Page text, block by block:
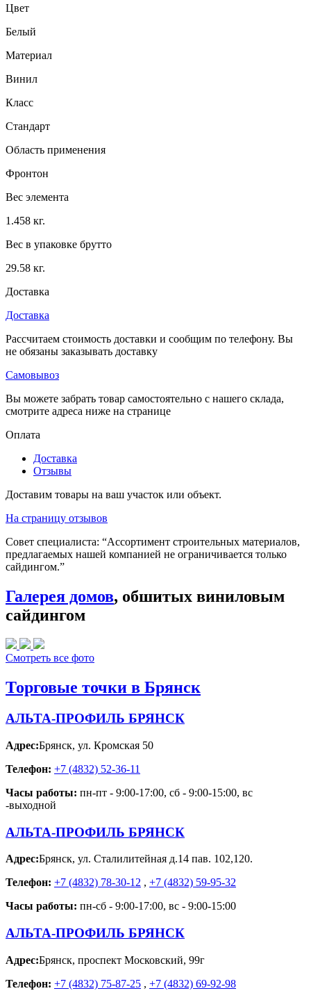
Цвет
Белый
Материал
Винил
Класс
Стандарт
Область применения
Фронтон
Вес элемента
1.458 кг.
Вес в упаковке брутто
29.58 кг.
Доставка
Доставка
Рассчитаем стоимость доставки и сообщим по телефону. Вы
не обязаны заказывать доставку
Самовывоз
Вы можете забрать товар самостоятельно с нашего склада,
смотрите адреса ниже на странице
Оплата
Доставка
Отзывы
Доставим товары на ваш участок или объект.
На страницу отзывов
Совет специалиста: “Ассортимент строительных материалов,
предлагаемых нашей компанией не ограничивается только
сайдингом.”
Галерея домов, обшитых виниловым
сайдингом
Смотреть все фото
Торговые точки в Брянск
АЛЬТА-ПРОФИЛЬ БРЯНСК
Адрес:Брянск, ул. Кромская 50
Телефон: +7 (4832) 52-36-11
Часы работы: пн-пт - 9:00-17:00, сб - 9:00-15:00, вс
-выходной
АЛЬТА-ПРОФИЛЬ БРЯНСК
Адрес:Брянск, ул. Сталилитейная д.14 пав. 102,120.
Телефон: +7 (4832) 78-30-12 , +7 (4832) 59-95-32
Часы работы: пн-сб - 9:00-17:00, вс - 9:00-15:00
АЛЬТА-ПРОФИЛЬ БРЯНСК
Адрес:Брянск, проспект Московский, 99г
Телефон: +7 (4832) 75-87-25 , +7 (4832) 69-92-98